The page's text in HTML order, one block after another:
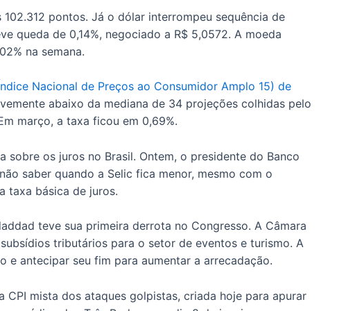
pontos. Já o dólar interrompeu sequência de
queda de 0,14%, negociado a R$ 5,0572. A moeda
na semana.
Nacional de Preços ao Consumidor Amplo 15) de
abaixo da mediana de 34 projeções colhidas pelo
março, a taxa ficou em 0,69%.
sobre os juros no Brasil. Ontem, o presidente do Banco
saber quando a Selic fica menor, mesmo com o
taxa básica de juros.
teve sua primeira derrota no Congresso. A Câmara
tributários para o setor de eventos e turismo. A
e antecipar seu fim para aumentar a arrecadação.
CPI mista dos ataques golpistas, criada hoje para apurar